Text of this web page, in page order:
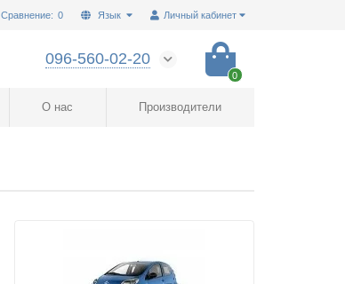
Личный кабинет
Язык
Сравнение: 0
096-560-02-20
0
О нас Производители